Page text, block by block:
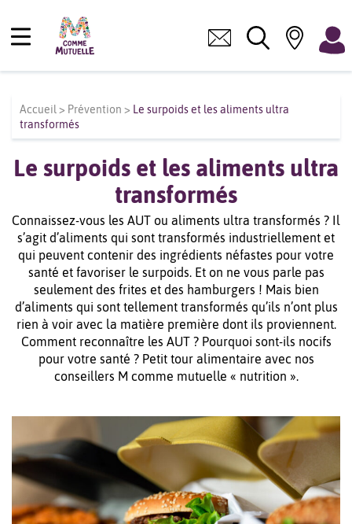
Accueil > Prévention > Le surpoids et les aliments ultra
transformés
Le surpoids et les aliments ultra
transformés
Connaissez-vous les AUT ou aliments ultra transformés ? Il
s’agit d’aliments qui sont transformés industriellement et
qui peuvent contenir des ingrédients néfastes pour votre
santé et favoriser le surpoids. Et on ne vous parle pas
seulement des frites et des hamburgers ! Mais bien
d’aliments qui sont tellement transformés qu’ils n’ont plus
rien à voir avec la matière première dont ils proviennent.
Comment reconnaître les AUT ? Pourquoi sont-ils nocifs
pour votre santé ? Petit tour alimentaire avec nos
conseillers M comme mutuelle « nutrition ».